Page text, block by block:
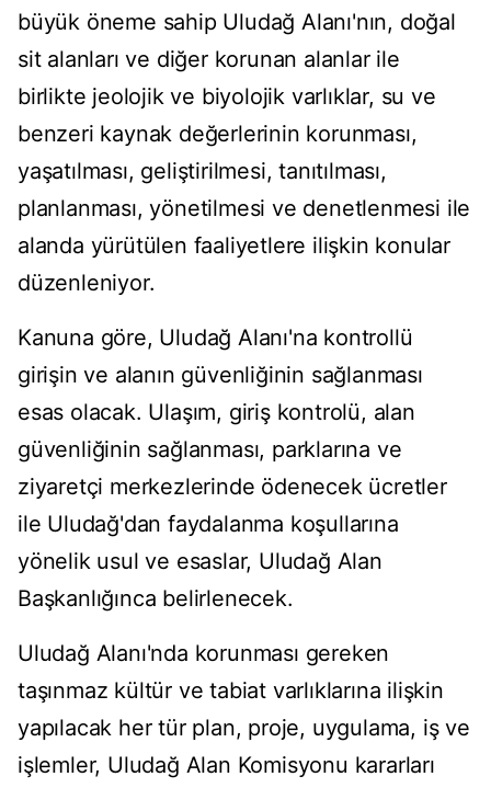
büyük öneme sahip Uludağ Alanı'nın, doğal
sit alanları ve diğer korunan alanlar ile
birlikte jeolojik ve biyolojik varlıklar, su ve
benzeri kaynak değerlerinin korunması,
yaşatılması, geliştirilmesi, tanıtılması,
planlanması, yönetilmesi ve denetlenmesi ile
alanda yürütülen faaliyetlere ilişkin konular
düzenleniyor.
Kanuna göre, Uludağ Alanı'na kontrollü
girişin ve alanın güvenliğinin sağlanması
esas olacak. Ulaşım, giriş kontrolü, alan
güvenliğinin sağlanması, parklarına ve
ziyaretçi merkezlerinde ödenecek ücretler
ile Uludağ'dan faydalanma koşullarına
yönelik usul ve esaslar, Uludağ Alan
Başkanlığınca belirlenecek.
Uludağ Alanı'nda korunması gereken
taşınmaz kültür ve tabiat varlıklarına ilişkin
yapılacak her tür plan, proje, uygulama, iş ve
işlemler, Uludağ Alan Komisyonu kararları